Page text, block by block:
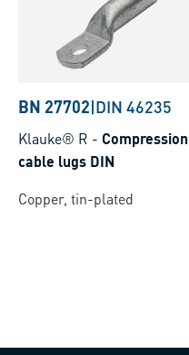
BN 27702|DIN 46235
Klauke® R - Compression
cable lugs DIN
Copper, tin-plated